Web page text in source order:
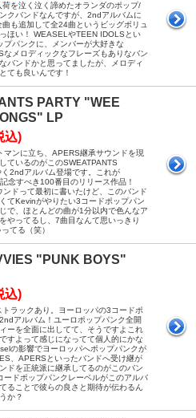
を泣く泣く諦めたオランダのポップ/
クバンドなんですが、2ndアルバムに
も追加して全24曲というビッグボリュ
ほい！ WEASELやTEEN IDOLSとい
プパンクに、メンバーが大好きな
なメロディックなフレーズもありなバン
バンドかと思ってましたが、メロディ
ても良いんです！
PARTY "WEE
LP
込)
マンに立ち、APERS継承サウンドを現
ているのがこのSWEATPANTS
2ndアルバム登場です。これが
念すべき100番目のリリース作品！
ドって最初に書いたけど、このバンド
てKevinがやりたい3コードポップパン
で、ほとんどの曲が1分以内で色んなア
やってるし、7曲目なんて思いっきり
てる（笑）
"PUNK BOYS"
込)
トラックあり。ヨーロッパの3コードポ
アルバム！ユーロポップパンク全開
ーを全面に出してて、そうですよこれ
すよって感じになってて個人的にかな
の影響でヨーロッパへポップパンクが
、APERSといったバンドへ受け継が
ドを正統派に継承してるのがこのバン
ードポップパンクレーベルがこのアルバ
ることで彼らの良さと期待が伝わるん
か？